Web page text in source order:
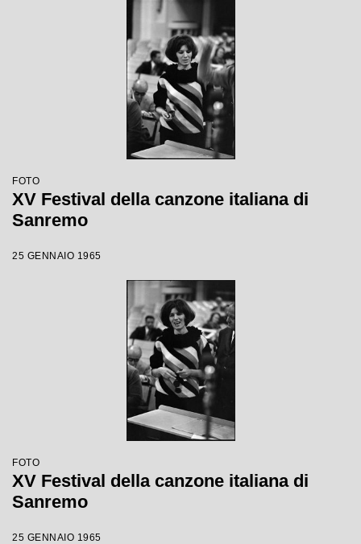
FOTO
XV Festival della canzone italiana di
Sanremo
25 GENNAIO 1965
FOTO
XV Festival della canzone italiana di
Sanremo
25 GENNAIO 1965